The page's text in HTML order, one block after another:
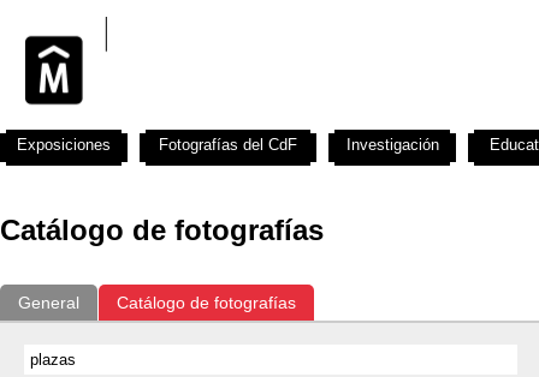
Catálogo de fotografías
General Catálogo de fotografías
Exposiciones Fotografías del CdF Investigación